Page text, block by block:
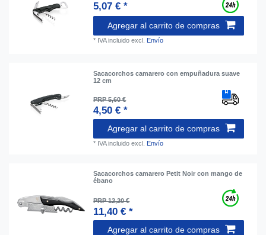
5,07 € *
Agregar al carrito de compras
* IVA incluido excl. Envío
Sacacorchos camarero con empuñadura suave
12 cm
PRP 5,60 €
4,50 € *
Agregar al carrito de compras
* IVA incluido excl. Envío
Sacacorchos camarero Petit Noir con mango de
ébano
PRP 12,20 €
11,40 € *
Agregar al carrito de compras